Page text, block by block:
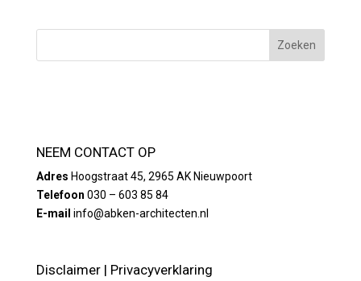
NEEM CONTACT OP
Adres Hoogstraat 45, 2965 AK Nieuwpoort
Telefoon 030 – 603 85 84
E-mail info@abken-architecten.nl
Disclaimer| Privacyverklaring